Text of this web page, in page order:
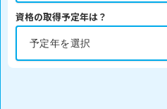
資格の取得予定年は？